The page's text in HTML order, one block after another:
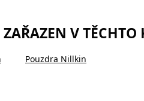
ZAŘAZEN V TĚCHTO
Pouzdra Nillkin